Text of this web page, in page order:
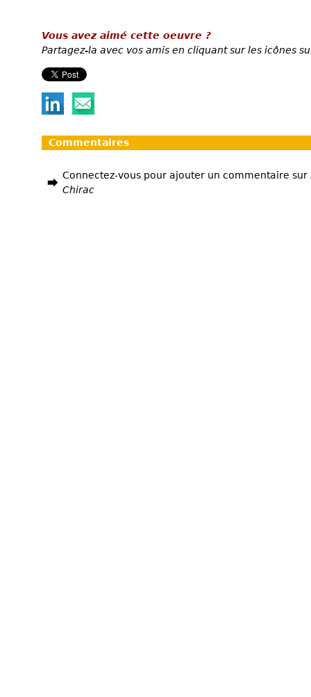
Vous avez aimé cette oeuvre ?
Partagez-la avec vos amis en cliquant sur les icônes
Commentaires
Connectez-vous pour ajouter un commentaire sur
Chirac